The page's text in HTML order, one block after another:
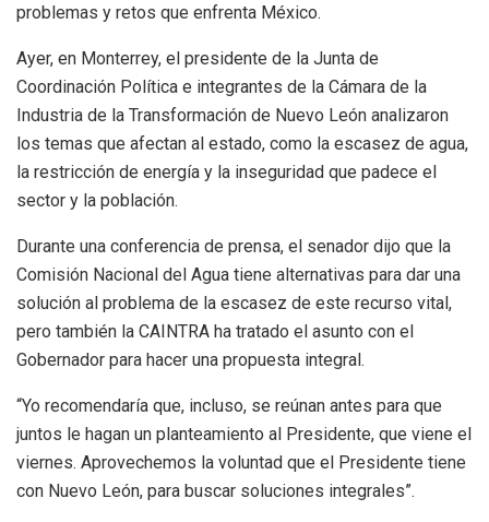
problemas y retos que enfrenta México.
Ayer, en Monterrey, el presidente de la Junta de
Coordinación Política e integrantes de la Cámara de la
Industria de la Transformación de Nuevo León analizaron
los temas que afectan al estado, como la escasez de agua,
la restricción de energía y la inseguridad que padece el
sector y la población.
Durante una conferencia de prensa, el senador dijo que la
Comisión Nacional del Agua tiene alternativas para dar una
solución al problema de la escasez de este recurso vital,
pero también la CAINTRA ha tratado el asunto con el
Gobernador para hacer una propuesta integral.
“Yo recomendaría que, incluso, se reúnan antes para que
juntos le hagan un planteamiento al Presidente, que viene el
viernes. Aprovechemos la voluntad que el Presidente tiene
con Nuevo León, para buscar soluciones integrales”.